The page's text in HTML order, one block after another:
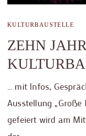
KULTURBAUSTELLE
ZEHN
… mit Infos,
Ausstellung
gefeiert wird am